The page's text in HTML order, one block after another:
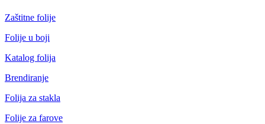
Zaštitne folije
Folije u boji
Katalog folija
Brendiranje
Folija za stakla
Folije za farove